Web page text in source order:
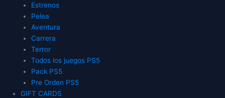
Estrenos
Pelea
Aventura
Carrera
Terror
Todos los juegos PS5
Pack PS5
Pre Orden PS5
GIFT CARDS